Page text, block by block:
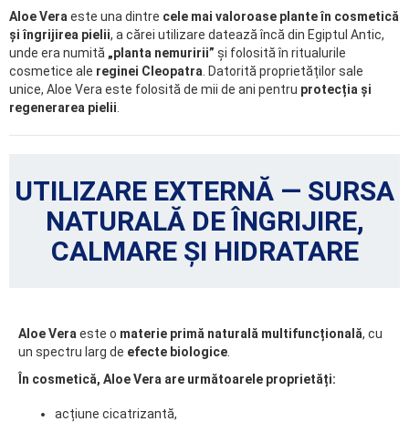
Aloe Vera este una dintre cele mai valoroase plante în cosmetică
și îngrijirea pielii, a cărei utilizare datează încă din Egiptul Antic,
unde era numită „planta nemuririi” și folosită în ritualurile
cosmetice ale reginei Cleopatra . Datorită proprietăților sale
unice, Aloe Vera este folosită de mii de ani pentru protecția și
regenerarea pielii
UTILIZARE EXTERNĂ — SURSA
NATURALĂ DE ÎNGRIJIRE,
CALMARE ȘI HIDRATARE
Aloe Vera este o materie primă naturală multifuncțională, cu
un spectru larg de efecte biologice
În cosmetică, Aloe Vera are următoarele proprietăți:
acțiune cicatrizantă,